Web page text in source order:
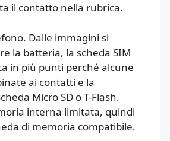
il contatto nella rubrica.
Dalle immagini si
la batteria, la scheda SIM
in più punti perché alcune
ai contatti e la
Micro SD o T-Flash.
interna limitata, quindi
di memoria compatibile.